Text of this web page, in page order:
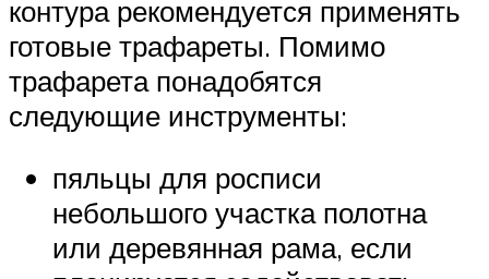
контура рекомендуется применять
готовые трафареты. Помимо
трафарета понадобятся
следующие инструменты:
пяльцы для росписи
небольшого участка полотна
или деревянная рама, если